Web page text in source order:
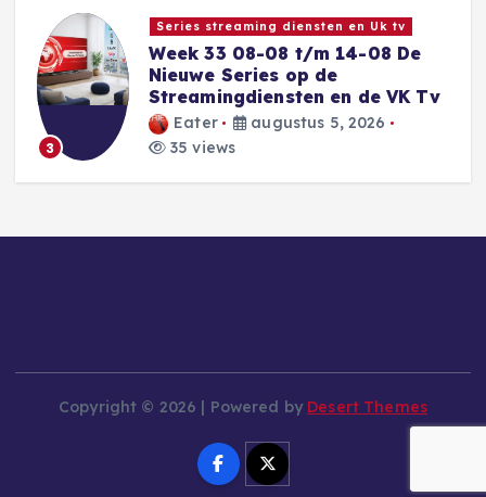
3
Series streaming diensten en Uk tv
Week 33 08-08 t/m 14-08 De
Nieuwe Series op de
Streamingdiensten en de VK Tv
Eater
augustus 5, 2026
35 views
Copyright © 2026 | Powered by Desert Themes